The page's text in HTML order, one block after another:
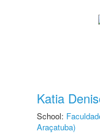
Katia
School:
Araçatuba)